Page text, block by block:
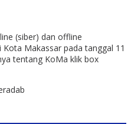
(siber) dan offline
Makassar pada tanggal 11
tentang KoMa klik box